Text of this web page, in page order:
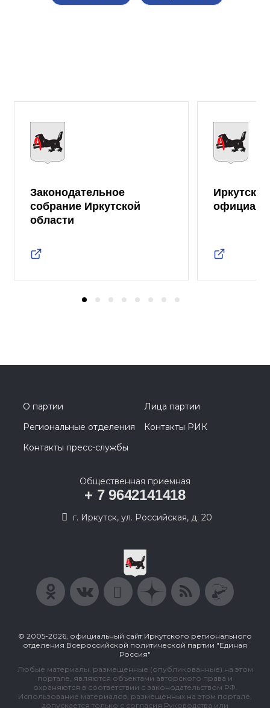
Законодательное
собрание Иркутской
области
О партии
Лица партии
Региональные отделения
Контакты РИК
Контакты пресс-службы
Общественная приемная
+ 7 9642141418
г. Иркутск, ул. Российская, д. 20
© 2005-2026, официальный сайт Иркутского регионального
отделения Всероссийской политической партии "Единая
Россия"
Любые материалы, размещенные (опубликованные) на этом
портале, являются объектами авторского права и
охраняются в соответствии с законодательством РФ.
Использование материалов, размещенных на этом портале,
допускается только с согласия Руководства или